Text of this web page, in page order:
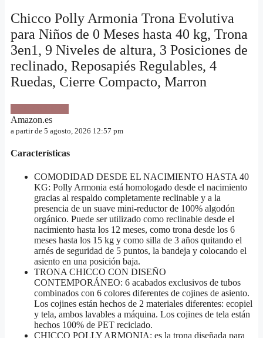
Chicco Polly Armonia Trona Evolutiva
para Niños de 0 Meses hasta 40 kg, Trona
3en1, 9 Niveles de altura, 3 Posiciones de
reclinado, Reposapiés Regulables, 4
Ruedas, Cierre Compacto, Marron
Amazon.es
a partir de 5 agosto, 2026 12:57 pm
Características
COMODIDAD DESDE EL NACIMIENTO HASTA 40
KG: Polly Armonia está homologado desde el nacimiento
gracias al respaldo completamente reclinable y a la
presencia de un suave mini-reductor de 100% algodón
orgánico. Puede ser utilizado como reclinable desde el
nacimiento hasta los 12 meses, como trona desde los 6
meses hasta los 15 kg y como silla de 3 años quitando el
arnés de seguridad de 5 puntos, la bandeja y colocando el
asiento en una posición baja.
TRONA CHICCO CON DISEÑO
CONTEMPORÁNEO: 6 acabados exclusivos de tubos
combinados con 6 colores diferentes de cojines de asiento.
Los cojines están hechos de 2 materiales diferentes: ecopiel
y tela, ambos lavables a máquina. Los cojines de tela están
hechos 100% de PET reciclado.
CHICCO POLLY ARMONIA: es la trona diseñada para